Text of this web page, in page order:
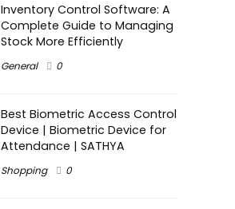
Inventory Control Software: A
Complete Guide to Managing
Stock More Efficiently
General 0
Best Biometric Access Control
Device | Biometric Device for
Attendance | SATHYA
Shopping 0